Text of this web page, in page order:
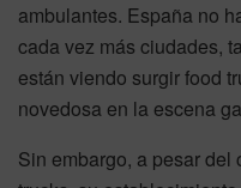
ambulantes. España no
cada vez más ciudades,
están viendo surgir food
novedosa en la escena
Sin embargo, a pesar del